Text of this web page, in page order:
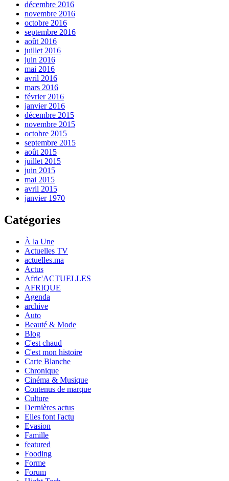
décembre 2016
novembre 2016
octobre 2016
septembre 2016
août 2016
juillet 2016
juin 2016
mai 2016
avril 2016
mars 2016
février 2016
janvier 2016
décembre 2015
novembre 2015
octobre 2015
septembre 2015
août 2015
juillet 2015
juin 2015
mai 2015
avril 2015
janvier 1970
Catégories
À la Une
Actuelles TV
actuelles.ma
Actus
Afric'ACTUELLES
AFRIQUE
Agenda
archive
Auto
Beauté & Mode
Blog
C'est chaud
C'est mon histoire
Carte Blanche
Chronique
Cinéma & Musique
Contenus de marque
Culture
Dernières actus
Elles font l'actu
Evasion
Famille
featured
Fooding
Forme
Forum